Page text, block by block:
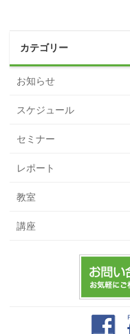
カテゴリー
お知らせ
スケジュール
セミナー
レポート
教室
講座